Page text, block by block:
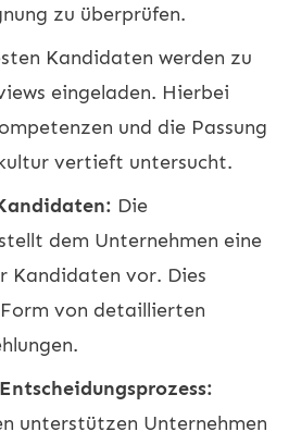
zu überprüfen.
Kandidaten werden zu
eingeladen. Hierbei
und die Passung
vertieft untersucht.
Die
dem Unternehmen eine
Kandidaten vor. Dies
von detaillierten
unterstützen Unternehmen